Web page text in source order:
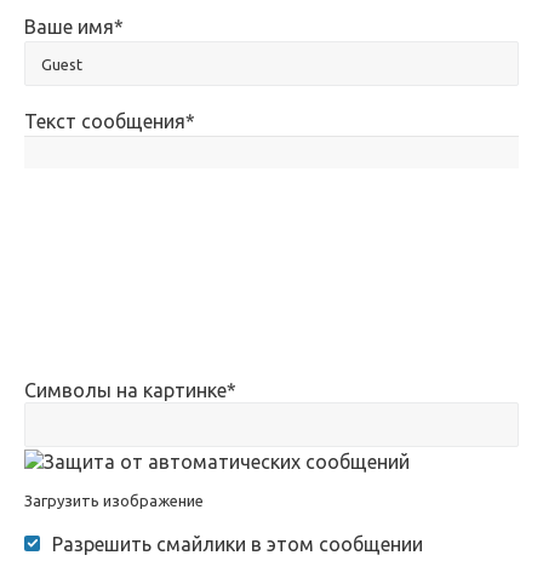
Ваше имя*
Текст сообщения*
Символы на картинке*
Загрузить изображение
Разрешить смайлики в этом сообщении